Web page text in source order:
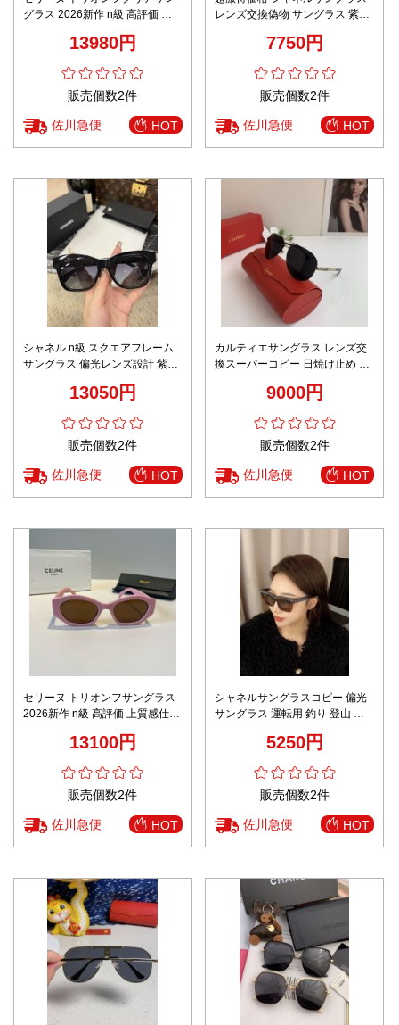
グラス 2026新作 n級 高評価 圧
感仕上げ リピーター多数 安心サ
13980円
販売個数2件
佐川急便 HOT
レンズ交換偽物 サングラス 紫外
気新作 ブラック7750円
販売個数2件
佐川急便 HOT
シャネル n級 スクエアフレーム
サングラス 偏光レンズ設計 紫外
13050円
販売個数2件
佐川急便 HOT
カルティエサングラス レンズ交
換スーパーコピー 日焼け止め 眼
9000円
販売個数2件
佐川急便 HOT
セリーヌ トリオンフサングラス
2026新作 n級 高評価 上質感仕上
数 安心サイト ノベルティ付き
13100円
販売個数2件
佐川急便 HOT
シャネルサングラスコピー 偏光
サングラス 運転用 釣り 登山 お
5250円
販売個数2件
佐川急便 HOT